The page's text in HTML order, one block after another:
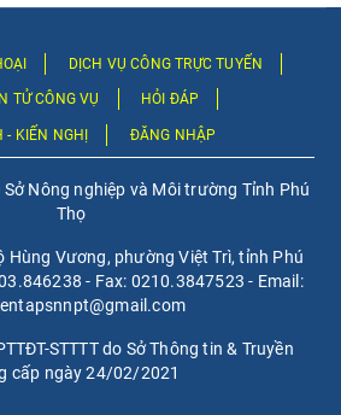
DỊCH VỤ CÔNG TRỰC TUYẾN
TỬ CÔNG VỤ HỎI ĐÁP
- KIẾN NGHỊ ĐĂNG NHẬP
Nông nghiệp và Môi trường Tỉnh Phú
Thọ
Hùng Vương, phường Việt Trì, tỉnh Phú
- Fax: 0210.3847523 - Email:
STTTT do Sở Thông tin & Truyền
cấp ngày 24/02/2021